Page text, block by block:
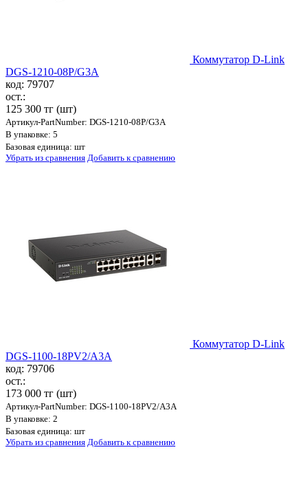
Коммутатор D-Link
DGS-1210-08P/G3A
код: 79707
ост.:
125 300 тг (шт)
Артикул-PartNumber: DGS-1210-08P/G3A
В упаковке: 5
Базовая единица: шт
Убрать из сравнения Добавить к сравнению
Коммутатор D-Link
DGS-1100-18PV2/A3A
код: 79706
ост.:
173 000 тг (шт)
Артикул-PartNumber: DGS-1100-18PV2/A3A
В упаковке: 2
Базовая единица: шт
Убрать из сравнения Добавить к сравнению